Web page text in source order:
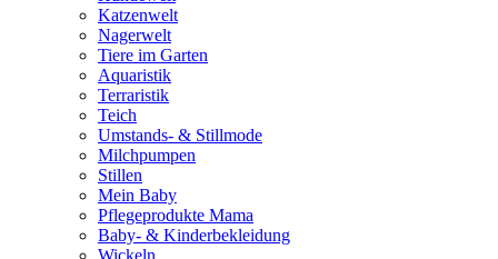
Katzenwelt
Nagerwelt
Tiere im Garten
Aquaristik
Terraristik
Teich
Umstands- & Stillmode
Milchpumpen
Stillen
Mein Baby
Pflegeprodukte Mama
Baby- & Kinderbekleidung
Wickeln